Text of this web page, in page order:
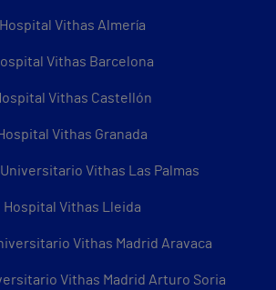
Hospital Vithas Almería
Vithas Barcelona
Vithas Castellón
Vithas Granada
Vithas Las Palmas
Hospital Vithas Lleida
Vithas Madrid Aravaca
Vithas Madrid Arturo Soria